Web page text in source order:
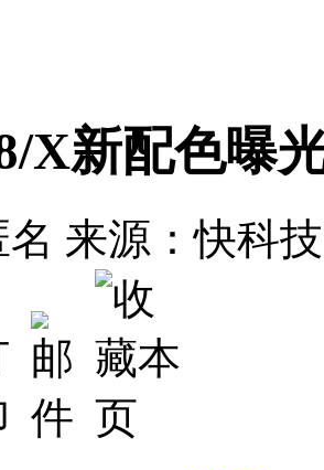
X新配色曝
来源：快科技